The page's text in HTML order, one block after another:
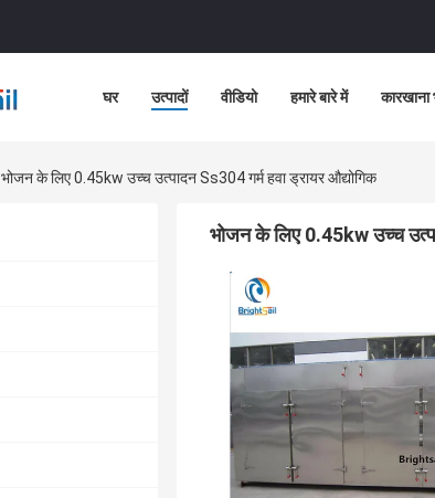
घर उत्पादों वीडियो हमारे बारे में
भोजन के लिए 0.45kw उच्च उत्पादन Ss304 गर्म हवा ड्रायर औद्योगिक
भोजन के लिए 0.45kw उच्च